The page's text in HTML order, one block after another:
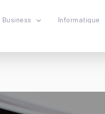
Business Informatique